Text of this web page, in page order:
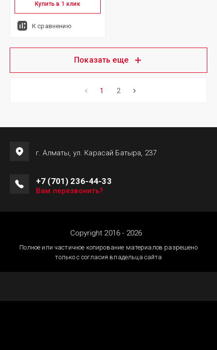
Купить в 1 клик
К сравнению
Показать еще
1 2
г. Алматы, ул. Карасай Батыра, 237
+7 (701) 236-44-33
Вам перезвонить?
Copyright 2016 - 2026
Полное или частичное копирование материалов разрешено
только с согласия владельца сайта